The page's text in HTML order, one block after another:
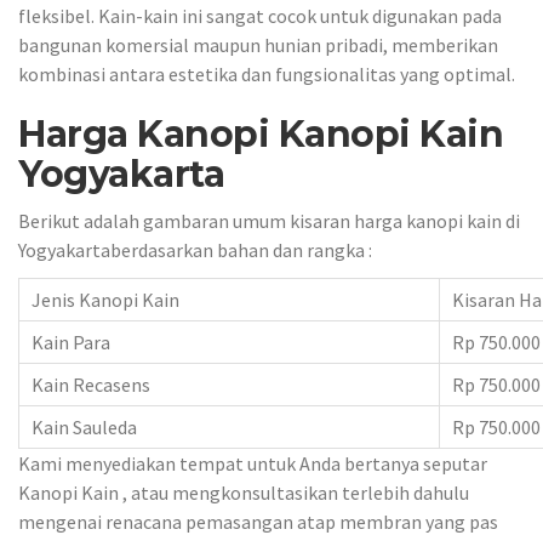
fleksibel. Kain-kain ini sangat cocok untuk digunakan pada
bangunan komersial maupun hunian pribadi, memberikan
kombinasi antara estetika dan fungsionalitas yang optimal.
Harga Kanopi Kanopi Kain
Yogyakarta
Berikut adalah gambaran umum kisaran harga kanopi kain di
Yogyakartaberdasarkan bahan dan rangka :
Jenis Kanopi Kain
Kisaran
Kain Para
Rp
Kain Recasens
Rp
Kain Sauleda
Rp
Kami menyediakan tempat untuk Anda bertanya seputar
Kanopi Kain , atau mengkonsultasikan terlebih dahulu
mengenai renacana pemasangan atap membran yang pas